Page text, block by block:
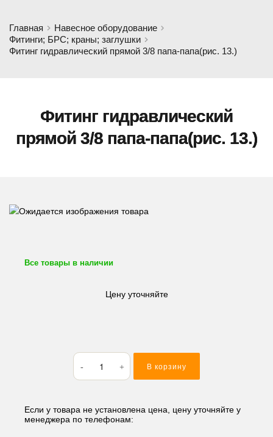
Главная
Навесное оборудование
Фитинги; БРС; краны; заглушки
Фитинг гидравлический прямой 3/8 папа-папа(рис. 13.)
Фитинг гидравлический
прямой 3/8 папа-папа(рис. 13.)
Все товары в наличии
Цену уточняйте
Количество
товара
Фитинг
прямой
3/8
В корзину
Если у товара не установлена цена, цену уточняйте у
менеджера по телефонам: